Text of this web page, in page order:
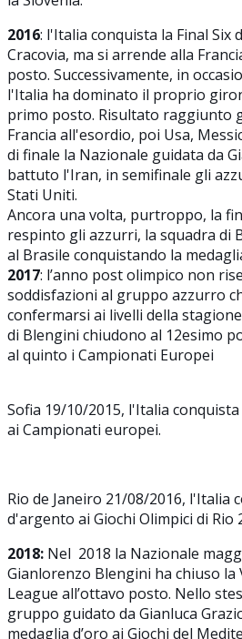
2016: l'Italia conquista la Final Six
Cracovia, ma si arrende alla
posto. Successivamente, in
l'Italia ha dominato il proprio
primo posto. Risultato raggiunto
Francia all'esordio, poi Usa,
di finale la Nazionale guidata da
battuto l'Iran, in semifinale gli
Stati Uniti.
Ancora una volta, purtroppo, la
respinto gli azzurri, la squadra di
al Brasile conquistando la
2017: l’anno post olimpico non
soddisfazioni al gruppo azzurro
confermarsi ai livelli della
di Blengini chiudono al 12esimo
al quinto i Campionati Europei
Sofia 19/10/2015, l'Italia
ai Campionati europei.
Rio de Janeiro 21/08/2016, l'Italia
d'argento ai Giochi Olimpici di Rio
2018: Nel 2018 la Nazionale
Gianlorenzo Blengini ha chiuso la
League all’ottavo posto. Nello
gruppo guidato da Gianluca
medaglia d’oro ai Giochi del